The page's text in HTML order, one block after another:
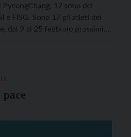
17 sono dei
e FISG. Sono 17 gli atleti dei
dal 9 al 25 febbraio prossimi,